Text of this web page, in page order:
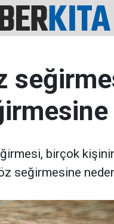
birçok
seğirmesine